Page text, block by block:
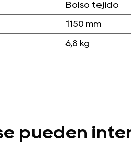
Bolso tejido
1150 mm
6,8 kg
pueden